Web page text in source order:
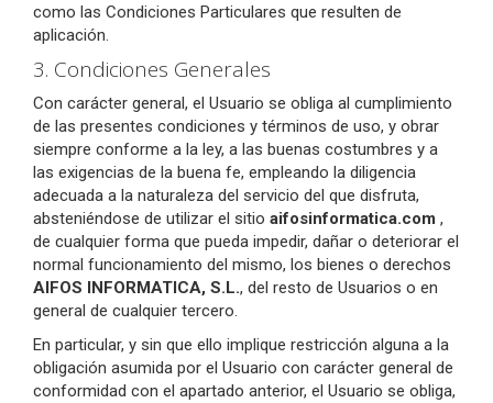
como las Condiciones Particulares que resulten de
aplicación.
3. Condiciones Generales
Con carácter general, el Usuario se obliga al cumplimiento
de las presentes condiciones y términos de uso, y obrar
siempre conforme a la ley, a las buenas costumbres y a
las exigencias de la buena fe, empleando la diligencia
adecuada a la naturaleza del servicio del que disfruta,
absteniéndose de utilizar el sitio aifosinformatica.com ,
de cualquier forma que pueda impedir, dañar o deteriorar el
normal funcionamiento del mismo, los bienes o derechos
AIFOS INFORMATICA, S.L., del resto de Usuarios o en
general de cualquier tercero.
En particular, y sin que ello implique restricción alguna a la
obligación asumida por el Usuario con carácter general de
conformidad con el apartado anterior, el Usuario se obliga,